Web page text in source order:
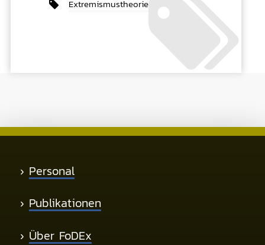
Extremismustheorie
› Personal
› Publikationen
› Über FoDEx